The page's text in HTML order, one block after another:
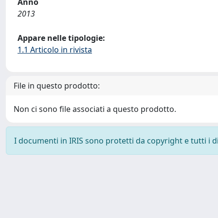
2013
Appare nelle tipologie:
1.1 Articolo in rivista
File in questo prodotto:
Non ci sono file associati a questo prodotto.
I documenti in IRIS sono protetti da copyright e tutti i